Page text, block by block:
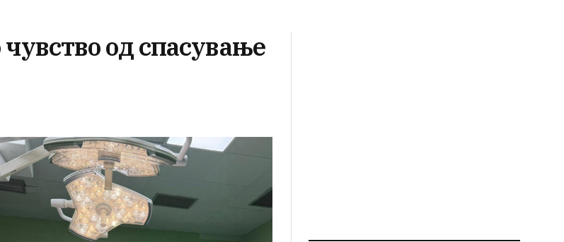
од спасување